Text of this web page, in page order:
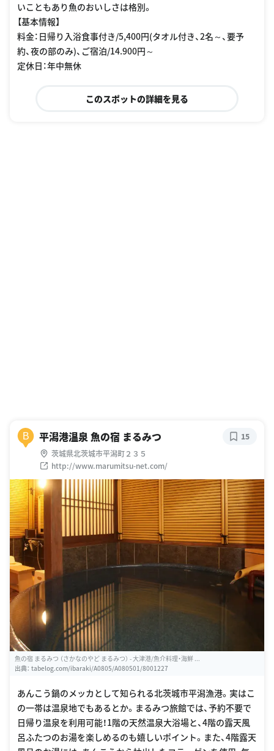
いこともあり魚のおいしさは格別。
【基本情報】
料金：日帰り入浴食事付き/5,400円(タオル付き、2名～、要予
約、夜の部のみ)、ご宿泊/14.900円～
定休日：年中無休
このスポットの詳細を見る
B 平潟港温泉 魚の宿 まるみつ
茨城県北茨城市平潟町２３５
http://www.marumitsu-net.com/
15
魚の宿 まるみつ （さかなのやど まるみつ） - 大津港/魚介料理・海鮮 ...
出典： tabelog.com/ibaraki/A0805/A080501/8001227
あんこう鍋のメッカとして知られる北茨城市平潟漁港。実はこ
の一帯は温泉地でもあるとか。まるみつ旅館では、予約不要で
日帰り温泉を利用可能！1階の天然温泉大浴場と、4階の露天風
呂ふたつのお湯を楽しめるのも嬉しいポイント。また、4階露天